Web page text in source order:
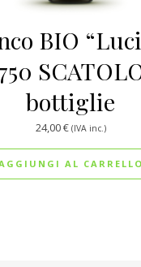
BIO
bottiglie
24,00€ (IVA inc.)
AL CARRELLO